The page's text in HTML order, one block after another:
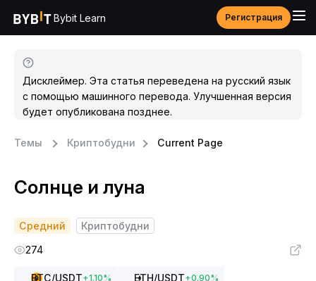
Bybit Learn Регистрация
Дисклеймер. Эта статья переведена на русский язык
с помощью машинного перевода. Улучшенная версия
будет опубликована позднее.
Темы Криптобудни Current Page
Солнце и луна
Средний
Криптобудни
274
BTC/USDT+1.10% ETH/USDT+0.90%